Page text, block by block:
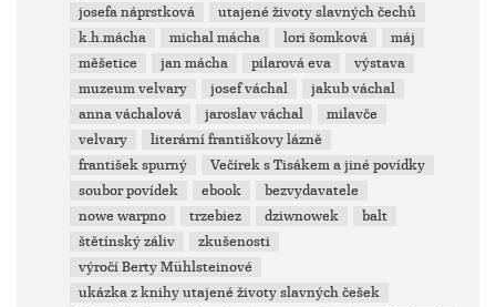
josefa náprstková
utajené životy slavných čechů
k.h.mácha
michal mácha lori šomková
máj
měšetice
jan mácha pilarová eva
výstava
muzeum velvary
josef váchal
jakub váchal
anna váchalová
jaroslav váchal
milavče
velvary
literární františkovy lázně
františek spurný
Večírek s Tisákem a jiné povídky
soubor povídek
ebook
bezvydavatele
nowe warpno
trzebiez dziwnowek
balt
štětínský záliv
zkušenosti
výročí Berty Mühlsteinové
ukázka z knihy utajené životy slavných češek